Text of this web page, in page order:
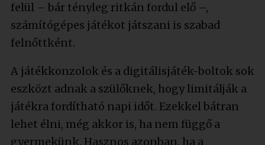
felül – bár tényleg ritkán fordul elő –,
számítógépes játékot játszani is szabad
felnőttként.
A játékkonzolok és a digitálisjáték-boltok sok
eszközt adnak a szülőknek, hogy limitálják a
játékra fordítható napi időt. Ezekkel bátran
lehet élni, még akkor is, ha nem függő a
gyermekünk. Hasznos azonban, ha a